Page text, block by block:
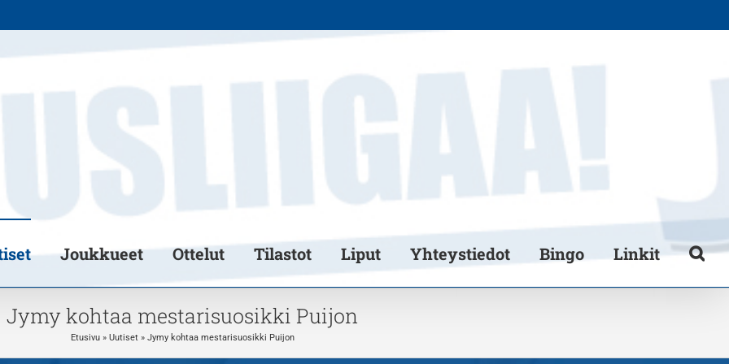
Joukkueet Ottelut Tilastot Liput Yhteystiedot Bingo Linkit
Jymy kohtaa mestarisuosikki Puijon
Etusivu» Uutiset» Jymy kohtaa mestarisuosikki Puijon